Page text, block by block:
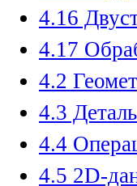
4.16
4.17
4.2
4.3
4.4
4.5 2D-